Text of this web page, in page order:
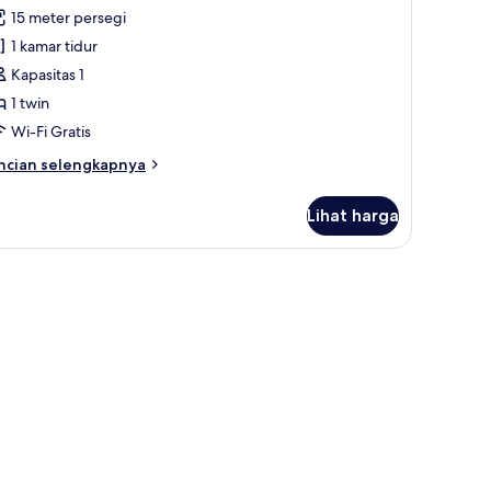
ulasan)
15 meter persegi
1 kamar tidur
Kapasitas 1
1 twin
Wi-Fi Gratis
selengkapnya
Lihat harga